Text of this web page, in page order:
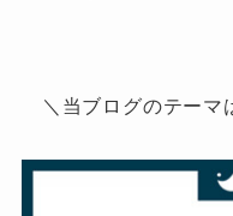
＼当ブログのテーマ